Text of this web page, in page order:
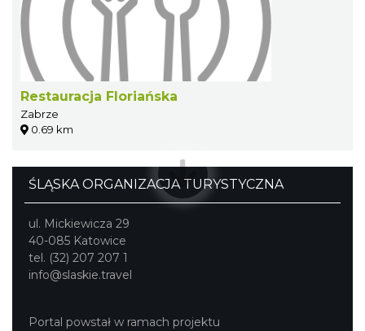
Restauracja Floriańska
Zabrze
0.69 km
ŚLĄSKA ORGANIZACJA TURYSTYCZNA
ul. Mickiewicza 29
40-085 Katowice
tel. (32) 207 207 1
info@slaskie.travel
Portal powstał w ramach projektu